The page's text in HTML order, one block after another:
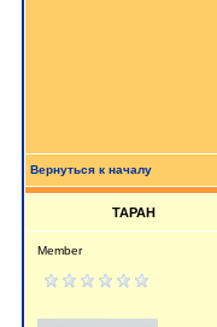
Вернуться к началу
TAPAH
Member